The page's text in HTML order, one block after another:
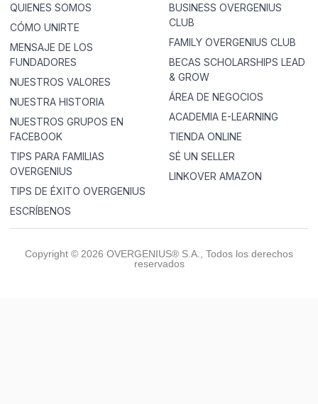
QUIENES SOMOS
CÓMO UNIRTE
MENSAJE DE LOS
FUNDADORES
NUESTROS VALORES
NUESTRA HISTORIA
NUESTROS GRUPOS EN
FACEBOOK
TIPS PARA FAMILIAS
OVERGENIUS
TIPS DE ÉXITO OVERGENIUS
ESCRÍBENOS
BUSINESS OVERGENIUS
CLUB
FAMILY OVERGENIUS CLUB
BECAS SCHOLARSHIPS LEAD
& GROW
ÁREA DE NEGOCIOS
ACADEMIA E-LEARNING
TIENDA ONLINE
SÉ UN SELLER
LINKOVER AMAZON
Copyright © 2026 OVERGENIUS® S.A., Todos los derechos
reservados